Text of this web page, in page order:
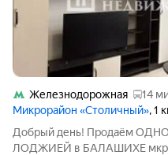
Железнодорожная
14
Микрорайон «Столичный», 1
Добрый день! Продаём
ЛОДЖИЕЙ в БАЛАШИХЕ